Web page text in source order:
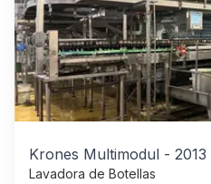
Krones Multimodul - 2013
Lavadora de Botellas